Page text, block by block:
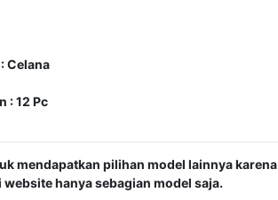
Celana
: 12 Pc
mendapatkan pilihan model lainnya karena
hanya sebagian model saja.